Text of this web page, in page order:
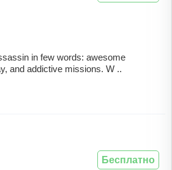
in few words: awesome
and addictive missions. W ..
Бесплатно